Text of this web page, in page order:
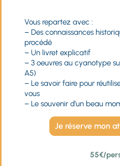
Vous repartez avec :
– Des connaissances
procédé
– Un livret explicatif
– 3 oeuvres au cyanotype
A5)
– Le savoir faire pour
vous
– Le souvenir d’un beau
Je réserve mon
55€/